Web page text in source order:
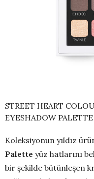
STREET HEART
EYESHADOW
Koleksiyonun yıldız
Palette yüz hatlarını
bir şekilde bütünleşen